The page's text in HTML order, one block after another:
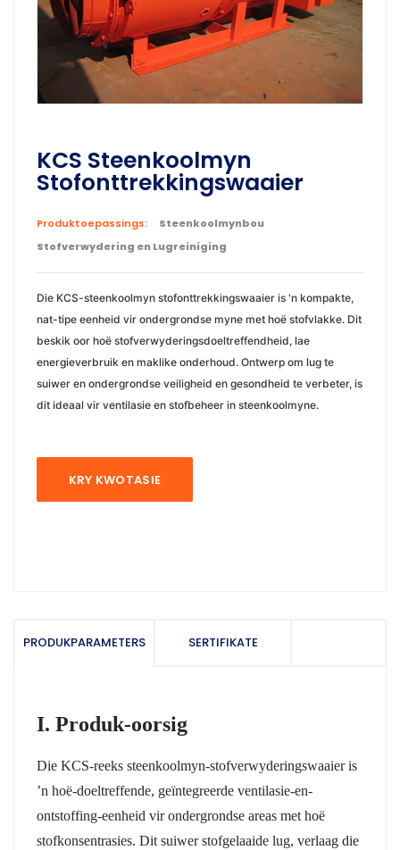
KCS Steenkoolmyn
Stofonttrekkingswaaier
Produktoepassings:
Steenkoolmynbou
Stofverwydering en Lugreiniging
Die KCS-steenkoolmyn stofonttrekkingswaaier is 'n kompakte,
nat-tipe eenheid vir ondergrondse myne met hoë stofvlakke. Dit
beskik oor hoë stofverwyderingsdoeltreffendheid, lae
energieverbruik en maklike onderhoud. Ontwerp om lug te
suiwer en ondergrondse veiligheid en gesondheid te verbeter, is
dit ideaal vir ventilasie en stofbeheer in steenkoolmyne.
KRY KWOTASIE
PRODUKPARAMETERS SERTIFIKATE
I. Produk-oorsig
Die KCS-reeks steenkoolmyn-stofverwyderingswaaier is
’n hoë-doeltreffende, geïntegreerde ventilasie-en-
ontstoffing-eenheid vir ondergrondse areas met hoë
stofkonsentrasies. Dit suiwer stofgelaaide lug, verlaag die